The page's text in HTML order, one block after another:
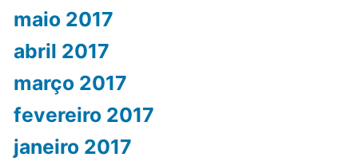
maio 2017
abril 2017
março 2017
fevereiro 2017
janeiro 2017